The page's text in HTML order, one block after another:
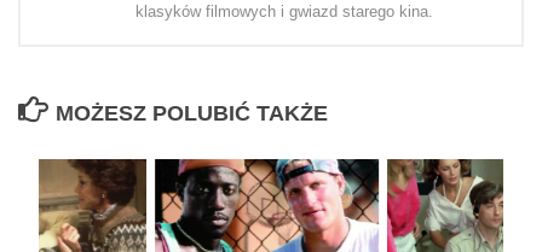
klasyków filmowych i gwiazd starego kina.
MOŻESZ POLUBIĆ TAKŻE